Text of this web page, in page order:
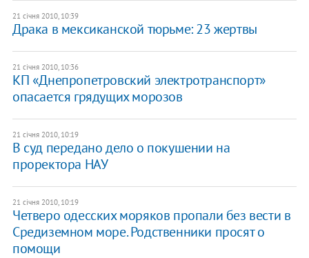
21 січня 2010, 10:39
Драка в мексиканской тюрьме: 23 жертвы
21 січня 2010, 10:36
КП «Днепропетровский электротранспорт»
опасается грядущих морозов
21 січня 2010, 10:19
В суд передано дело о покушении на
проректора НАУ
21 січня 2010, 10:19
Четверо одесских моряков пропали без вести в
Средиземном море. Родственники просят о
помощи